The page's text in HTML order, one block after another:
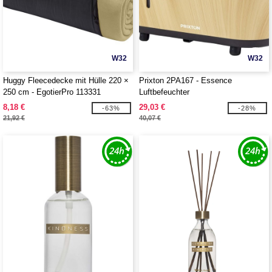
W32
Huggy Fleecedecke mit Hülle 220 ×
250 cm - EgotierPro 113331
8,18 €
21,92 €
-63%
W32
Prixton 2PA167 - Essence
Luftbefeuchter
29,03 €
40,07 €
-28%